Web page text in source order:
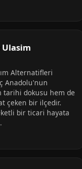
Ulasim
Alternatifleri
Anadolu'nun
tarihi dokusu hem de
çeken bir ilçedir.
bir ticari hayata